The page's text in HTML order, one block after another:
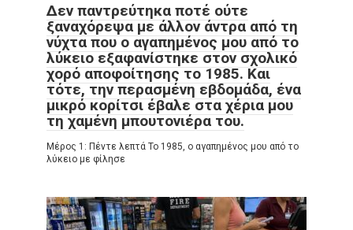
Δεν παντρεύτηκα ποτέ ούτε
ξαναχόρεψα με άλλον άντρα από τη
νύχτα που ο αγαπημένος μου από το
λύκειο εξαφανίστηκε στον σχολικό
χορό αποφοίτησης το 1985. Και
τότε, την περασμένη εβδομάδα, ένα
μικρό κορίτσι έβαλε στα χέρια μου
τη χαμένη μπουτονιέρα του.
Μέρος 1: Πέντε λεπτά Το 1985, ο αγαπημένος μου από το
λύκειο με φίλησε